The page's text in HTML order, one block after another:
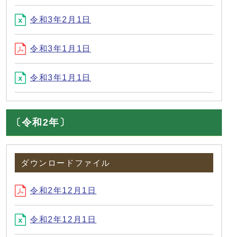
令和3年2月1日
令和3年1月1日
令和3年1月1日
〔令和2年〕
ダウンロードファイル
令和2年12月1日
令和2年12月1日